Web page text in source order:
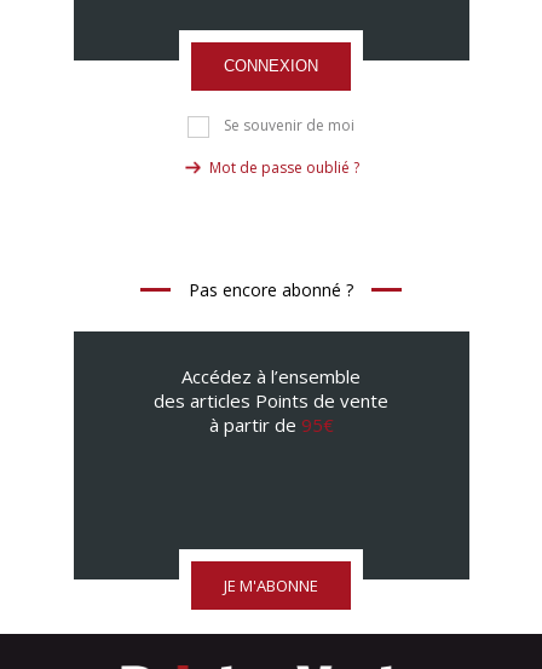
CONNEXION
Se souvenir de moi
Mot de passe oublié ?
Pas encore abonné ?
Accédez à l’ensemble
des articles Points de vente
à partir de 95€
JE M'ABONNE